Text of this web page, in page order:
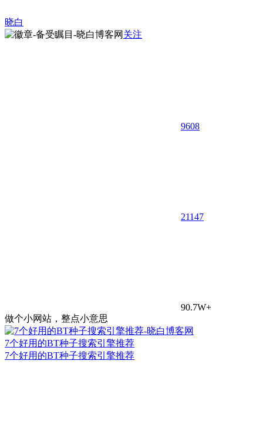
晓白
关注
9608
21147
90.7W+
做个小网站，整点小意思
7个好用的BT种子搜索引擎推荐
7个好用的BT种子搜索引擎推荐